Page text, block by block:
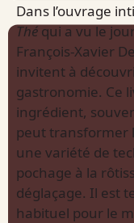
Dans l’ouvrage
Théqui a vu le
François-Xavier
invitent à
gastronomie. Ce
ingrédient,
peut transformer
une variété de
pochage à la
déglaçage. Il est
habituel pour le